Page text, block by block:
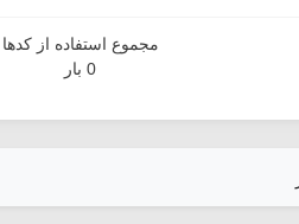
مجموع استفاده از کدها
0 بار